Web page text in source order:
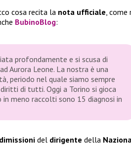
cosa recita la nota ufficiale, come
BubinoBlog:
profondamente e si scusa di
Aurora Leone. La nostra è una
periodo nel quale siamo sempre
di tutti. Oggi a Torino si gioca
meno raccolti sono 15 diagnosi in
del dirigente della